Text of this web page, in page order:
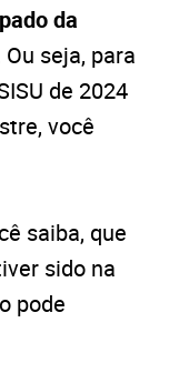
da
Ou seja, para
de 2024
você
saiba, que
sido na
pode